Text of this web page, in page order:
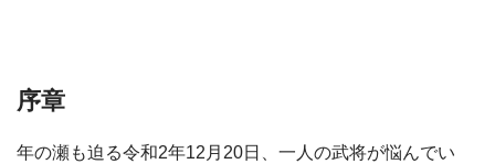
序章
年の瀬も迫る令和2年12月20日、一人の武将が悩んでい